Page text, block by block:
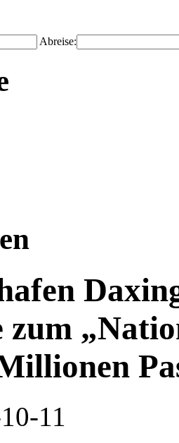
Abreise:
zum
11